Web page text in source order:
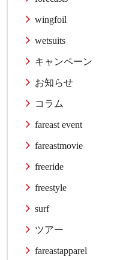
wingfoil
wetsuits
キャンペーン
お知らせ
コラム
fareast event
fareastmovie
freeride
freestyle
surf
ツアー
fareastapparel